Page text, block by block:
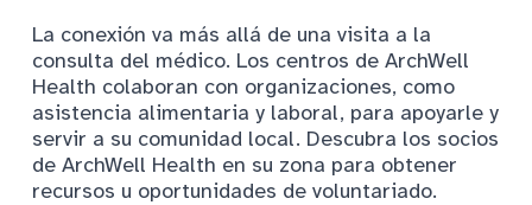
La conexión va más allá de una visita a la
consulta del médico. Los centros de ArchWell
Health colaboran con organizaciones, como
asistencia alimentaria y laboral, para apoyarle y
servir a su comunidad local. Descubra los socios
de ArchWell Health en su zona para obtener
recursos u oportunidades de voluntariado.